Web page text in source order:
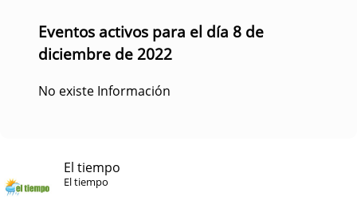
Eventos activos para el día 8 de
diciembre de 2022
No existe Información
El tiempo
El tiempo